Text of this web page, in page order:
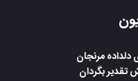
مرنجان
تقدیر بگردان